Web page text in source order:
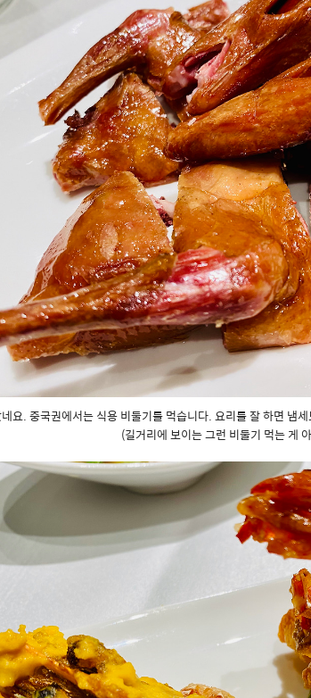
요. 중국권에서는 식용 비둘기를 먹습니다. 요리를 잘 하면 냄
(길거리에 보이는 그런 비둘기 먹는 게